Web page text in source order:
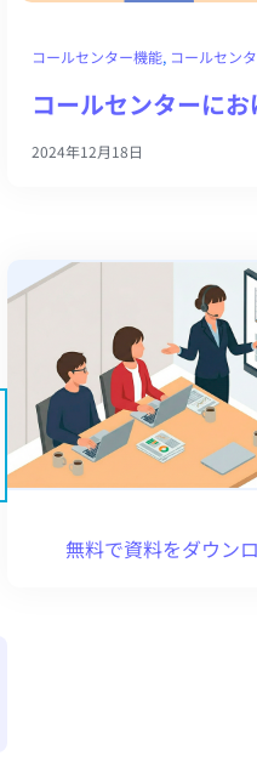
コールセンター機能, コールセン
コールセンターに
2024年12月18日
無料で資料をダウン